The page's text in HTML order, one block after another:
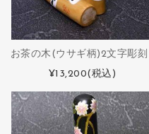
お茶の木(ウサギ柄)2文字彫刻
¥13,200(税込)